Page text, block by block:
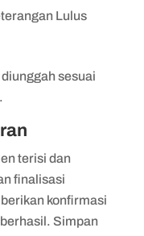
Lulus
sesuai
terisi dan
finalisasi
konfirmasi
Simpan